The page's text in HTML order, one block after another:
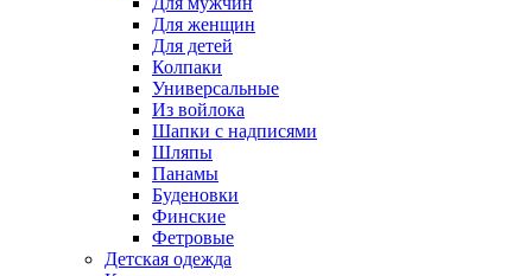
Для женщин
Для детей
Колпаки
Универсальные
Из войлока
Шапки с надписями
Шляпы
Панамы
Буденовки
Финские
Фетровые
Детская одежда